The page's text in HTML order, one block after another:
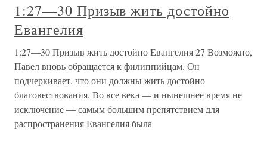
1:27—30 Призыв жить достойно
Евангелия
1:27—30 Призыв жить достойно Евангелия 27 Возможно,
Павел вновь обращается к филиппийцам. Он
подчеркивает, что они должны жить достойно
благовествования. Во все века — и нынешнее время не
исключение — самым большим препятствием для
распространения Евангелия была